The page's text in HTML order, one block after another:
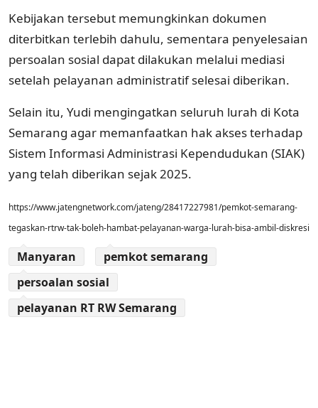
Kebijakan tersebut memungkinkan dokumen
diterbitkan terlebih dahulu, sementara penyelesaian
persoalan sosial dapat dilakukan melalui mediasi
setelah pelayanan administratif selesai diberikan.
Selain itu, Yudi mengingatkan seluruh lurah di Kota
Semarang agar memanfaatkan hak akses terhadap
Sistem Informasi Administrasi Kependudukan (SIAK)
yang telah diberikan sejak 2025.
https://www.jatengnetwork.com/jateng/28417227981/pemkot-semarang-
tegaskan-rtrw-tak-boleh-hambat-pelayanan-warga-lurah-bisa-ambil-diskresi
Manyaran
pemkot semarang
persoalan sosial
pelayanan RT RW Semarang